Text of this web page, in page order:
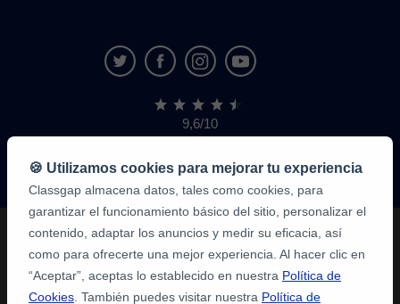
9,6/10
1.339.284
de
alumnos
🍪 Utilizamos cookies para mejorar tu experiencia
Classgap almacena datos, tales como cookies, para
garantizar el funcionamiento básico del sitio, personalizar el
contenido, adaptar los anuncios y medir su eficacia, así
como para ofrecerte una mejor experiencia. Al hacer clic en
“Aceptar”, aceptas lo establecido en nuestra Política de
Cookies . También puedes visitar nuestra Política de